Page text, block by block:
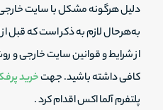
دلیل هرگونه مشکل با سایت خارجی
به‌هرحال لازم به ذکر است که قبل
از شرایط و قوانین سایت خارجی و
کافی داشته باشید. جهتخرید
پلتفرم آلما اکس اقدام کرد .